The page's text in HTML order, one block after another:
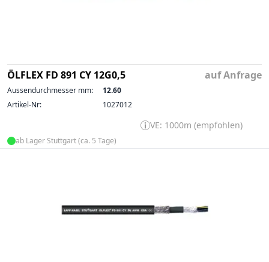
ÖLFLEX FD 891 CY 12G0,5 auf Anfrage
Aussendurchmesser mm:
12.60
Artikel-Nr:
1027012
VE: 1000m (empfohlen)
ab Lager Stuttgart (ca. 5 Tage)